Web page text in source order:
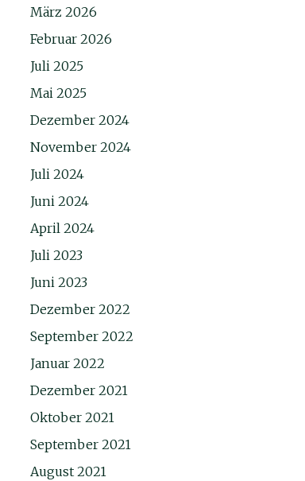
März 2026
Februar 2026
Juli 2025
Mai 2025
Dezember 2024
November 2024
Juli 2024
Juni 2024
April 2024
Juli 2023
Juni 2023
Dezember 2022
September 2022
Januar 2022
Dezember 2021
Oktober 2021
September 2021
August 2021